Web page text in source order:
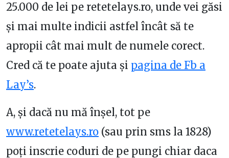
25.000 de lei pe retetelays.ro, unde vei găsi
și mai multe indicii astfel încât să te
apropii cât mai mult de numele corect.
Cred că te poate ajuta și pagina de Fb a
Lay’s.
A, și dacă nu mă înșel, tot pe
www.retetelays.ro (sau prin sms la 1828)
poți inscrie coduri de pe pungi chiar daca